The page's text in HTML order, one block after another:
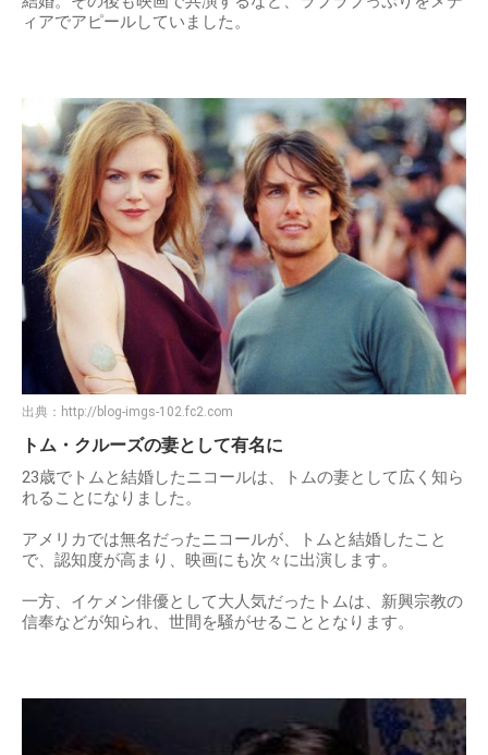
ィアでアピールしていました。
出典： http://blog-imgs-102.fc2.com
トム・クルーズの妻として有名に
23歳でトムと結婚したニコールは、トムの妻として広く知ら
れることになりました。
アメリカでは無名だったニコールが、トムと結婚したこと
で、認知度が高まり、映画にも次々に出演します。
一方、イケメン俳優として大人気だったトムは、新興宗教の
信奉などが知られ、世間を騒がせることとなります。